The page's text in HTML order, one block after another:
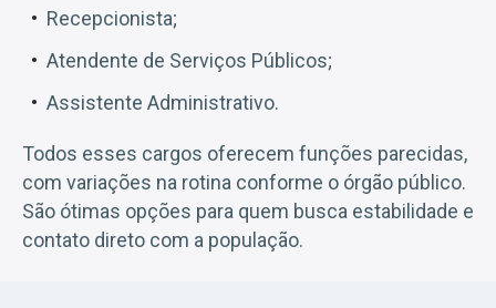
Recepcionista;
Atendente de Serviços Públicos;
Assistente Administrativo.
Todos esses cargos oferecem funções parecidas,
com variações na rotina conforme o órgão público.
São ótimas opções para quem busca estabilidade e
contato direto com a população.